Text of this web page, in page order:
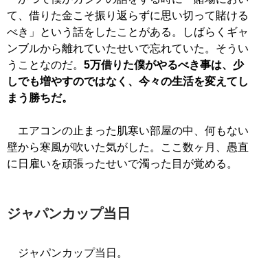
て、借りた金こそ振り返らずに思い切って賭ける
べき」という話をしたことがある。しばらくギャ
ンブルから離れていたせいで忘れていた。そうい
うことなのだ。 5万借りた僕がやるべき事は、少
しでも増やすのではなく、今々の生活を変えてし
まう勝ちだ。
エアコンの止まった肌寒い部屋の中、何もない
壁から寒風が吹いた気がした。ここ数ヶ月、愚直
に日雇いを頑張ったせいで濁った目が覚める。
ジャパンカップ当日
ジャパンカップ当日。